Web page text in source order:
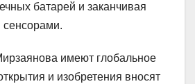
батарей и заканчивая
имеют глобальное
и изобретения вносят